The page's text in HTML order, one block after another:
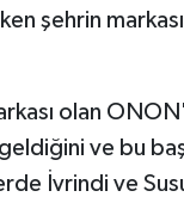
şehrin
olan
ve bu
İvrindi ve